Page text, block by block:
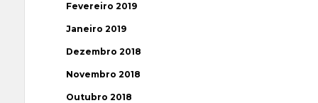
Fevereiro 2019
Janeiro 2019
Dezembro 2018
Novembro 2018
Outubro 2018